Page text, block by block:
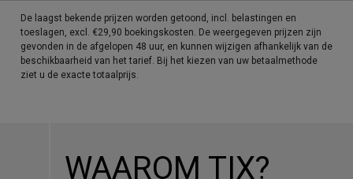
De laagst bekende prijzen worden getoond, incl. belastingen en
toeslagen, excl. €29,90 boekingskosten. De weergegeven prijzen zijn
gevonden in de afgelopen 48 uur, en kunnen wijzigen afhankelijk van de
beschikbaarheid van het tarief. Bij het kiezen van uw betaalmethode
ziet u de exacte totaalprijs.
WAAROM TIX?